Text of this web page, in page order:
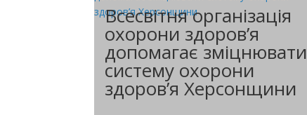
Всесвітня організація
охорони здоров’я
допомагає зміцнювати
систему охорони
здоров’я Херсонщини